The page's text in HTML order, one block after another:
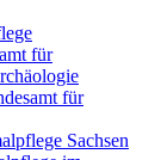
für
für
Sachsen